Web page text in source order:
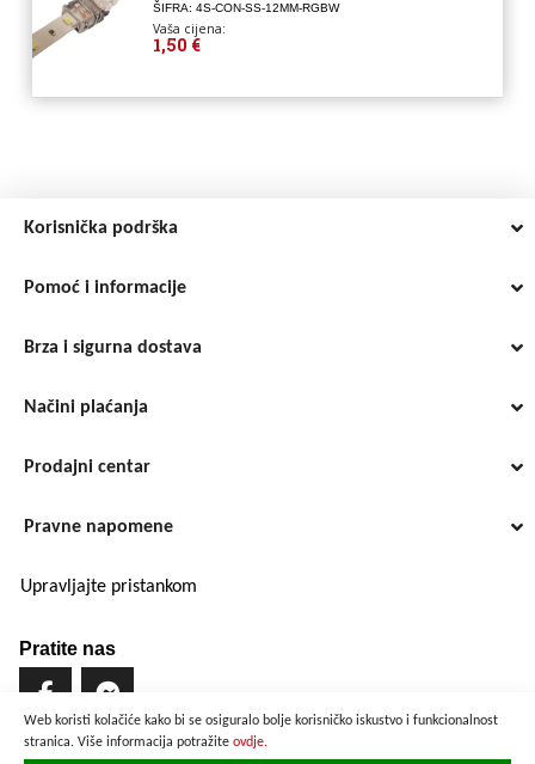
Web koristi kolačiće kako bi se osiguralo bolje korisničko iskustvo i funkcionalnost
stranica. Više informacija potražite ovdje.
ŠIFRA: 4S-CON-SS-12MM-RGBW
Vaša cijena:
1,50 €
Korisnička podrška
Pomoć i informacije
Brza i sigurna dostava
Načini plaćanja
Prodajni centar
Pravne napomene
Upravljajte pristankom
Pratite nas
Brzo i sigurno plaćanje